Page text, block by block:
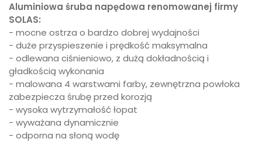
Aluminiowa śruba napędowa renomowanej firmy
SOLAS:
- mocne ostrza o bardzo dobrej wydajności
- duże przyspieszenie i prędkość maksymalna
- odlewana ciśnieniowo, z dużą dokładnością i
gładkością wykonania
- malowana 4 warstwami farby, zewnętrzna powłoka
zabezpiecza śrubę przed korozją
- wysoka wytrzymałość łopat
- wyważana dynamicznie
- odporna na słoną wodę